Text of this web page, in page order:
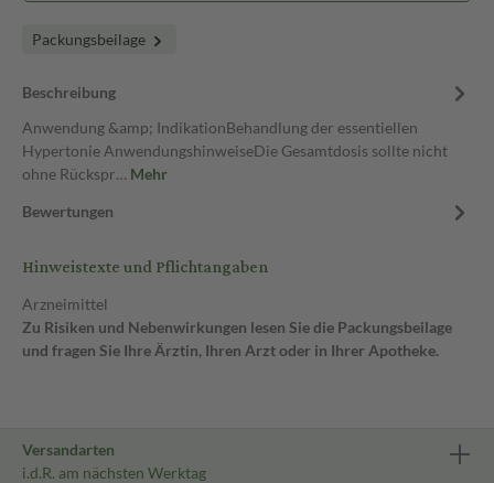
Packungsbeilage
Beschreibung
Anwendung &amp; IndikationBehandlung der essentiellen
Hypertonie AnwendungshinweiseDie Gesamtdosis sollte nicht
ohne Rückspr… Mehr
Bewertungen
Hinweistexte und Pflichtangaben
Arzneimittel
Zu Risiken und Nebenwirkungen lesen Sie die Packungsbeilage
und fragen Sie Ihre Ärztin, Ihren Arzt oder in Ihrer Apotheke.
Versandarten
i.d.R. am nächsten Werktag